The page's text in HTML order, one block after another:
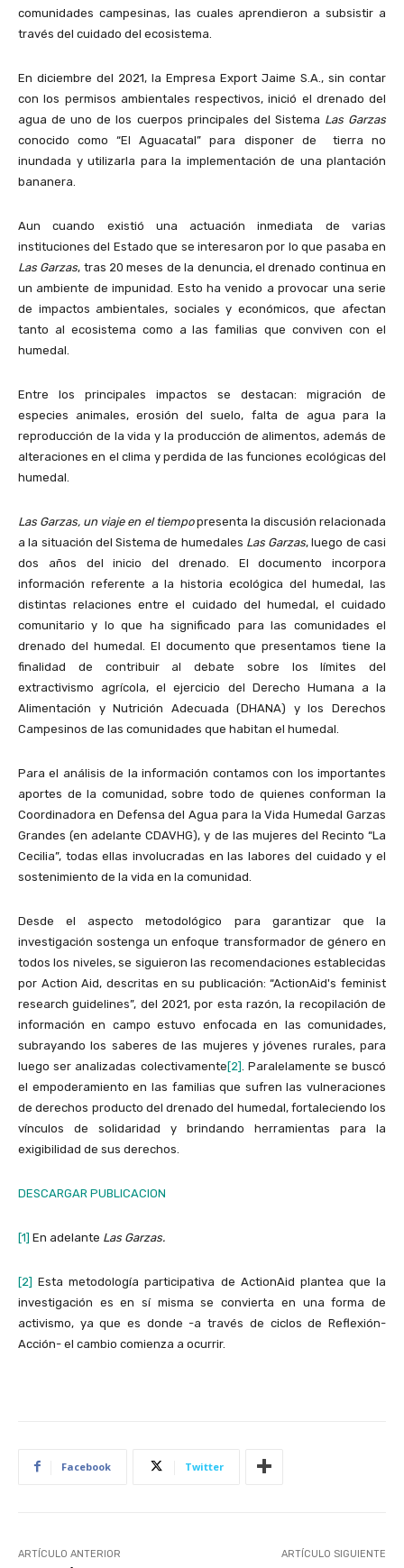
comunidades campesinas, las cuales aprendieron a subsistir a
través del cuidado del ecosistema.
En diciembre del 2021, la Empresa Export Jaime S.A., sin contar
con los permisos ambientales respectivos, inició el drenado del
agua de uno de los cuerpos principales del Sistema Las Garzas
conocido como “El Aguacatal” para disponer de tierra no
inundada y utilizarla para la implementación de una plantación
bananera.
Aun cuando existió una actuación inmediata de varias
instituciones del Estado que se interesaron por lo que pasaba en
Las Garzas, tras 20 meses de la denuncia, el drenado continua en
un ambiente de impunidad. Esto ha venido a provocar una serie
de impactos ambientales, sociales y económicos, que afectan
tanto al ecosistema como a las familias que conviven con el
humedal.
Entre los principales impactos se destacan: migración de
especies animales, erosión del suelo, falta de agua para la
reproducción de la vida y la producción de alimentos, además de
alteraciones en el clima y perdida de las funciones ecológicas del
humedal.
Las Garzas, un viaje en el tiempopresenta la discusión relacionada
a la situación del Sistema de humedales Las Garzas, luego de casi
dos años del inicio del drenado. El documento incorpora
información referente a la historia ecológica del humedal, las
distintas relaciones entre el cuidado del humedal, el cuidado
comunitario y lo que ha significado para las comunidades el
drenado del humedal. El documento que presentamos tiene la
finalidad de contribuir al debate sobre los límites del
extractivismo agrícola, el ejercicio del Derecho Humana a la
Alimentación y Nutrición Adecuada (DHANA) y los Derechos
Campesinos de las comunidades que habitan el humedal.
Para el análisis de la información contamos con los importantes
aportes de la comunidad, sobre todo de quienes conforman la
Coordinadora en Defensa del Agua para la Vida Humedal Garzas
Grandes (en adelante CDAVHG), y de las mujeres del Recinto “La
Cecilia”, todas ellas involucradas en las labores del cuidado y el
sostenimiento de la vida en la comunidad.
Desde el aspecto metodológico para garantizar que la
investigación sostenga un enfoque transformador de género en
todos los niveles, se siguieron las recomendaciones establecidas
por Action Aid, descritas en su publicación: “ActionAid's feminist
research guidelines”, del 2021, por esta razón, la recopilación de
información en campo estuvo enfocada en las comunidades,
subrayando los saberes de las mujeres y jóvenes rurales, para
luego ser analizadas colectivamente[2] . Paralelamente se buscó
el empoderamiento en las familias que sufren las vulneraciones
de derechos producto del drenado del humedal, fortaleciendo los
vínculos de solidaridad y brindando herramientas para la
exigibilidad de sus derechos.
DESCARGAR PUBLICACION
[1] En adelante Las Garzas.
[2] Esta metodología participativa de ActionAid plantea que la
investigación es en sí misma se convierta en una forma de
activismo, ya que es donde -a través de ciclos de Reflexión-
Acción- el cambio comienza a ocurrir.
Facebook Twitter
ARTÍCULO ANTERIOR ARTÍCULO SIGUIENTE